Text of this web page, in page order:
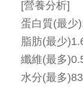
[營養分析]
蛋白質(最少
脂肪(最少
纖維(最多
水分(最多